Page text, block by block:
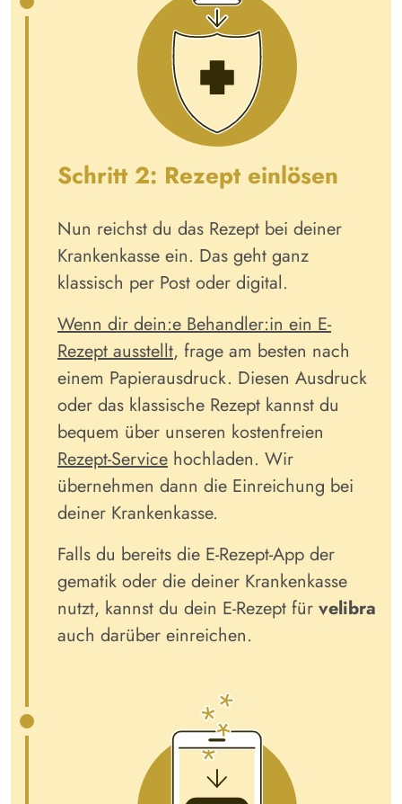
Schritt 2: Rezept einlösen
Nun reichst du das Rezept bei deiner
Krankenkasse ein. Das geht ganz
klassisch per Post oder digital.
Wenn dir dein:e Behandler:in ein E-
Rezept ausstellt, frage am besten nach
einem Papierausdruck. Diesen Ausdruck
oder das klassische Rezept kannst du
bequem über unseren kostenfreien
Rezept-Service hochladen. Wir
übernehmen dann die Einreichung bei
deiner Krankenkasse.
Falls du bereits die E-Rezept-App der
gematik oder die deiner Krankenkasse
nutzt, kannst du dein E-Rezept für velibra
auch darüber einreichen.